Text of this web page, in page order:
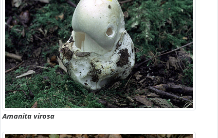
Amanita virosa